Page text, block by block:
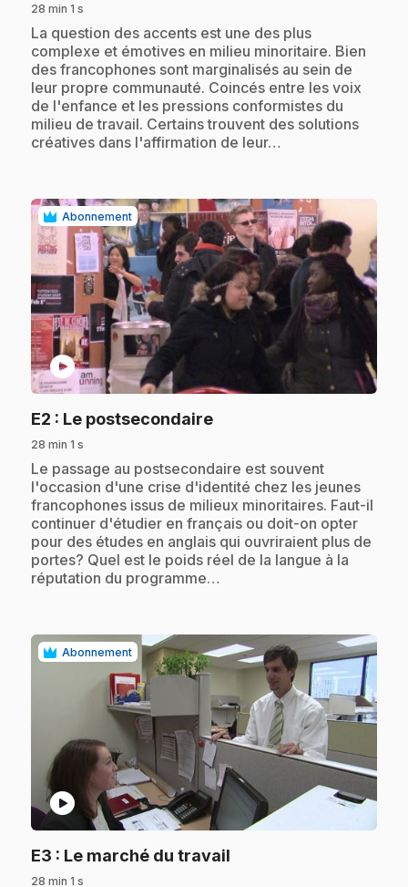
28 min 1 s
.La question des accents est une des plus
complexe et émotives en milieu minoritaire. Bien
des francophones sont marginalisés au sein de
leur propre communauté. Coincés entre les voix
de l'enfance et les pressions conformistes du
milieu de travail. Certains trouvent des solutions
créatives dans l'affirmation de leur…
Abonnement
play_circle
E2 : Le postsecondaire.
28 min 1 s
.Le passage au postsecondaire est souvent
l'occasion d'une crise d'identité chez les jeunes
francophones issus de milieux minoritaires. Faut-il
continuer d'étudier en français ou doit-on opter
pour des études en anglais qui ouvriraient plus de
portes? Quel est le poids réel de la langue à la
réputation du programme…
Abonnement
play_circle
E3 : Le marché du travail
28 min 1 s